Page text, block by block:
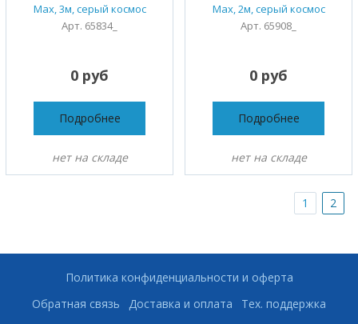
Max, 3м, серый космос
Арт. 65834_
0 руб
Подробнее
нет на складе
Max, 2м, серый космос
Арт. 65908_
0 руб
Подробнее
нет на складе
1 2
Политика конфиденциальности и оферта
Обратная связь
Доставка и оплата
Тех. поддержка